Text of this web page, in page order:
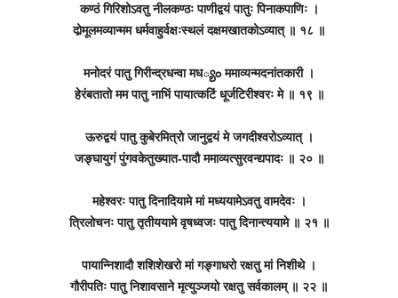
कण्ठं गिरिशोऽवतु नीलकण्ठः पाणीद्वयं पातुः पिनाकपाणिः ।
दोर्‍मूलमव्यान्मम धर्मवाहुर्वक्षःस्थलं दक्षमखातकोऽव्यात् ॥ १८ ॥
मनोदरं पातु गिरीन्द्रधन्वा मध్యం ममाव्यन्मदनांतकारी ।
हेरंबतातो मम पातु नाभिं पायात्कटिं धूर्जटिरीश्वरः मे ॥ १९ ॥
ऊरुद्वयं पातु कुबेरमित्रो जानुद्वयं मे जगदीश्वरोऽव्यात् ।
जङ्घायुगं पुंगवकेतुख्यात-पादौ ममाव्यत्सुरवन्द्यपादः ॥ २० ॥
महेश्वरः पातु दिनादियामे मां मध्ययामेऽवतु वामदेवः ।
त्रिलोचनः पातु तृतीययामे वृषध्वजः पातु दिनान्त्ययामे ॥ २१ ॥
पायान्निशादौ शशिशेखरो मां गङ्गाधरो रक्षतु मां निशीथे ।
गौरीपतिः पातु निशावसाने मृत्युञ्जयो रक्षतु सर्वकालम् ॥ २२ ॥